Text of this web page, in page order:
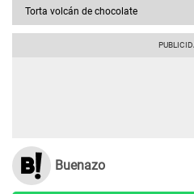
Torta volcán de chocolate
Buenazo